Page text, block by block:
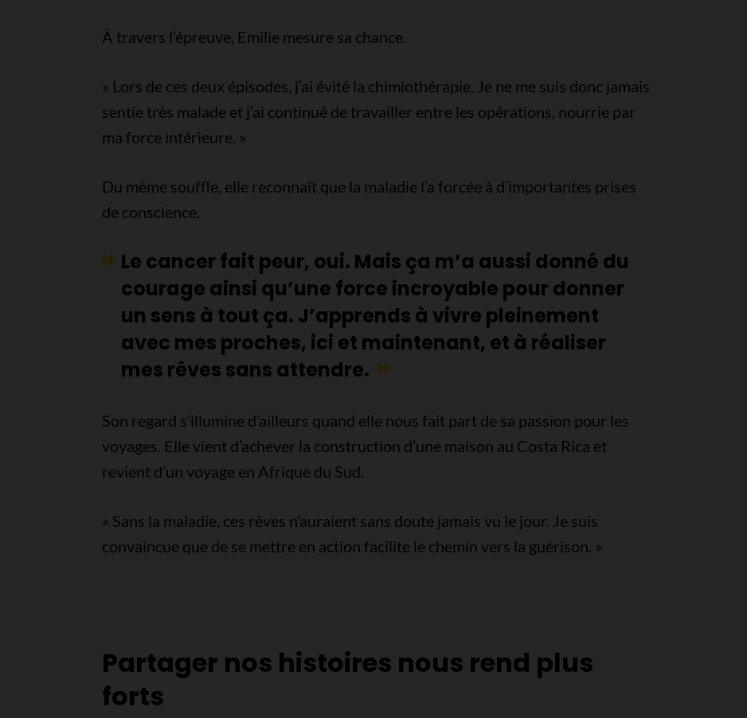
À travers l’épreuve, Emilie mesure sa chance.
« Lors de ces deux épisodes, j’ai évité la chimiothérapie. Je ne me suis donc jamais
sentie très malade et j’ai continué de travailler entre les opérations, nourrie par
ma force intérieure. »
Du même souffle, elle reconnaît que la maladie l’a forcée à d’importantes prises
de conscience.
Le cancer fait peur, oui. Mais ça m’a aussi donné du
courage ainsi qu’une force incroyable pour donner
un sens à tout ça. J’apprends à vivre pleinement
avec mes proches, ici et maintenant, et à réaliser
mes rêves sans attendre.
Son regard s’illumine d’ailleurs quand elle nous fait part de sa passion pour les
voyages. Elle vient d’achever la construction d’une maison au Costa Rica et
revient d’un voyage en Afrique du Sud.
« Sans la maladie, ces rêves n’auraient sans doute jamais vu le jour. Je suis
convaincue que de se mettre en action facilite le chemin vers la guérison. »
Partager nos histoires nous rend plus
forts